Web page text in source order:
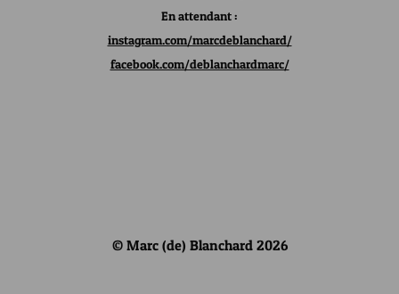
En attendant :
instagram.com/marcdeblanchard/
facebook.com/deblanchardmarc/
© Marc (de) Blanchard 2026